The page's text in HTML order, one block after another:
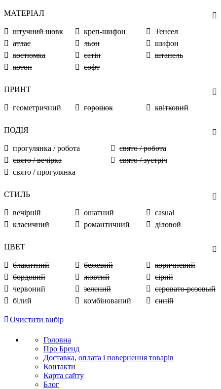
МАТЕРІАЛ
штучний шовк
атлас
костюмка
котон
креп-шифон
льон
сатін
софт
Тенсел
шифон
штапель
ПРИНТ
геометричний горошок квітковий
ПОДІЯ
прогулянка / робота
свято / вечірка
свято / прогулянка
свято / робота
свято / зустріч
СТИЛЬ
вечірній
класичний
ошатний
романтичний
casual
діловой
ЦВЕТ
блакитний
бордовий
червоний
білий
бежевий
жовтий
зелений
комбінований
коричневий
сірий
серовато-розовый
синій
Очистити вибір
Головна
Про Бренд
Доставка, оплата і повернення товарів
Контакти
Карта сайту
Блог